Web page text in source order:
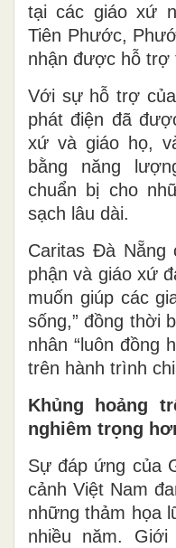
tại các giáo xứ
Tiên Phước,
nhận được hỗ trợ
Với sự hỗ trợ
phát điện đã
xứ và giáo họ,
bằng năng
chuẩn bị cho
sạch lâu dài.
Caritas Đà Nẵng
phận và giáo xứ
muốn giúp các
sống,” đồng thời
nhân “luôn đồng
trên hành trình
Khủng hoảng
nghiêm trọng
Sự đáp ứng của
cảnh Việt Nam
những thảm họa
nhiều năm.